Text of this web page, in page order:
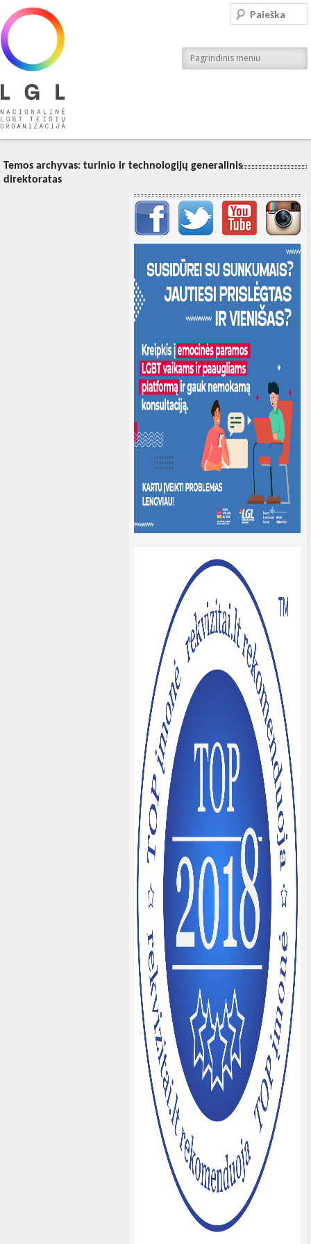
Nacionalinė LGBT teisių organizacija
Pagrindinis meniu
Paieška
Temos archyvas: turinio ir technologijų generalinis
direktoratas
Svarbių įrašų meniu